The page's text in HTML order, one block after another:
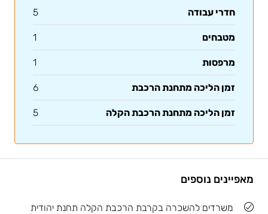
חדרי עבודה 5
מטבחים 1
מרפסות 1
זמן הליכה מתחנת הרכבת 6
זמן הליכה מתחנת הרכבת הקלה 5
מאפיינים נוספים
משרדים להשכרה בקרבת הרכבת הקלה תחנת יהודית